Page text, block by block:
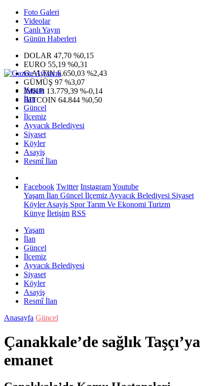
Foto Galeri
Videolar
Canlı Yayın
Günün Haberleri
DOLAR 47,70 %0,15
EURO 55,19 %0,31
G.ALTIN6.650,03 %2,43
GÜMÜŞ 97 %3,07
IMKB 13.779,39 %-0,14
BITCOIN 64.844 %0,50
Yaşam
İlan
Güncel
İlçemiz
Ayvacık Belediyesi
Siyaset
Köyler
Asayiş
Resmî İlan
Facebook Twitter InstagramYoutube
Yaşam İlan Güncel İlçemiz Ayvacık Belediyesi Siyaset
KöylerAsayiş SporTarım Ve Ekonomi Turizm
Künye İletişim RSS
Yaşam
İlan
Güncel
İlçemiz
Ayvacık Belediyesi
Siyaset
Köyler
Asayiş
Resmî İlan
Anasayfa Güncel
Çanakkale’de sağlık Taşçı’ya
emanet